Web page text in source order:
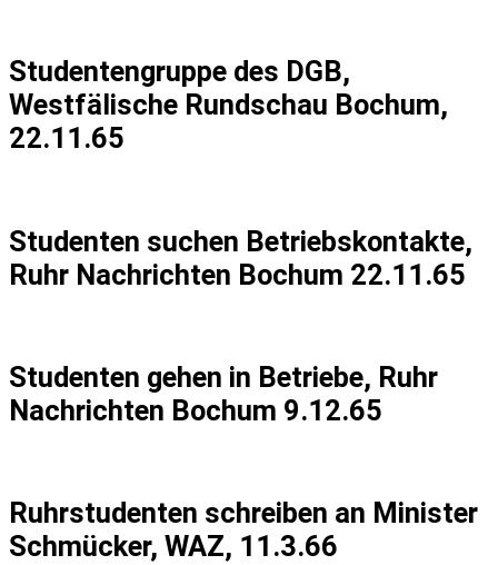
Studentengruppe des DGB,
Westfälische Rundschau Bochum,
22.11.65
Studenten suchen Betriebskontakte,
Ruhr Nachrichten Bochum 22.11.65
Studenten gehen in Betriebe, Ruhr
Nachrichten Bochum 9.12.65
Ruhrstudenten schreiben an Minister
Schmücker, WAZ, 11.3.66